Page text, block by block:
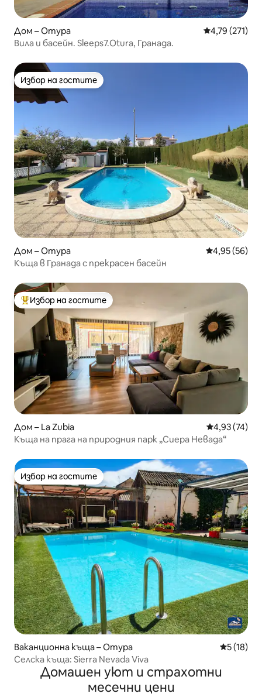
Дом – Отура Средна
4,79 (271)
Вила и басейн. Sleeps7.Otura, Гранада.
Избор на гостите
Избор на гостите
Дом – Отура Средна
4,95 (56)
Къща в Гранада с прекрасен басейн
Най-популярен избор на гостите
Избор на гостите
Дом – La Zubia Средна
4,93 (74)
Къща на прага на природния парк „Сиера Невада“
Избор на гостите
Избор на гостите
Ваканционна къща – Отура Средна
5 (18)
Селска къща: Sierra Nevada Viva
Домашен уют и страхотни
месечни цени